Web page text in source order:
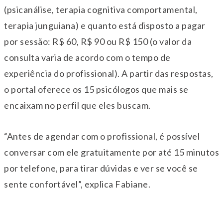
(psicanálise, terapia cognitiva comportamental,
terapia junguiana) e quanto está disposto a pagar
por sessão: R$ 60, R$ 90 ou R$ 150 (o valor da
consulta varia de acordo com o tempo de
experiência do profissional). A partir das respostas,
o portal oferece os 15 psicólogos que mais se
encaixam no perfil que eles buscam.
“Antes de agendar com o profissional, é possível
conversar com ele gratuitamente por até 15 minutos
por telefone, para tirar dúvidas e ver se você se
sente confortável”, explica Fabiane.